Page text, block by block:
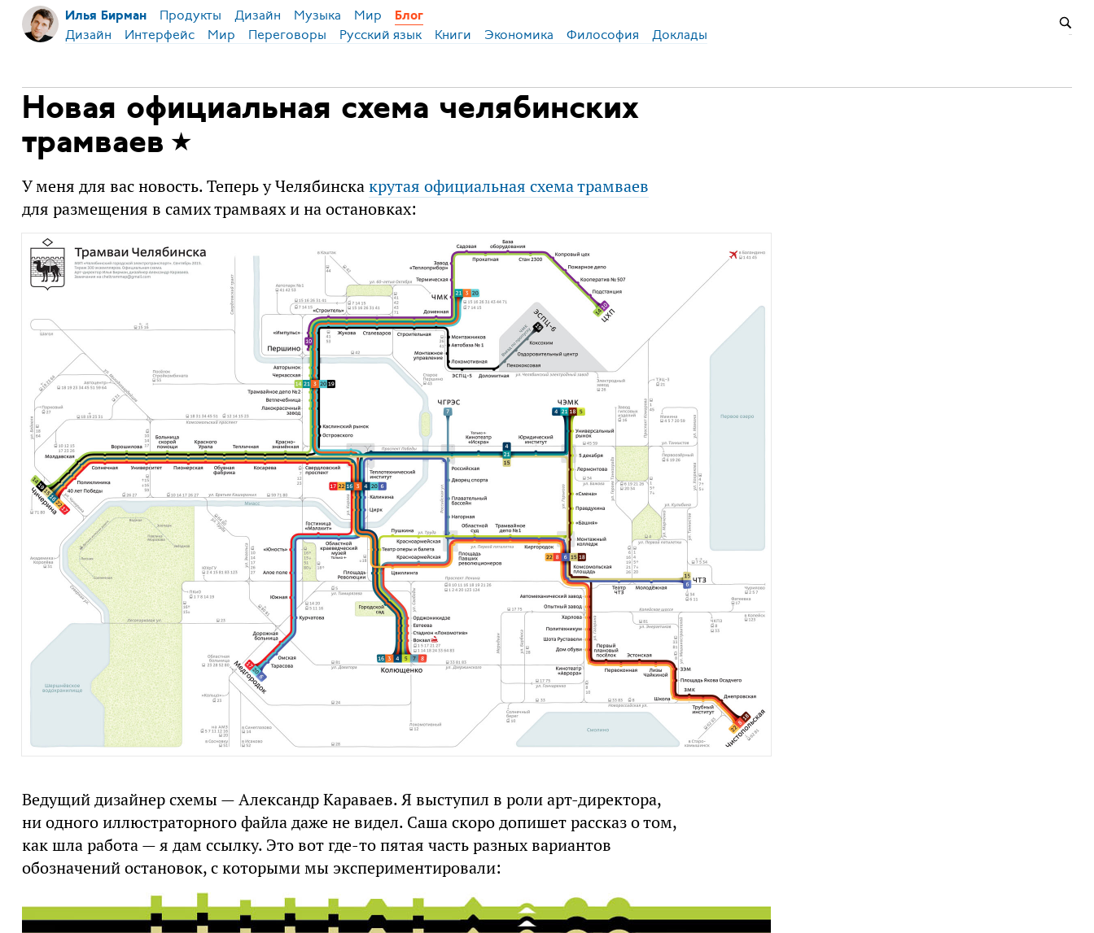
Илья Бирман Продукты Дизайн Музыка Мир Блог
Дизайн Интерфейс Мир Переговоры Русский язык Книги Экономика Философия Доклады
Новая официальная схема челябинских
трамваев
У меня для вас новость. Теперь у Челябинскакрутая официальная схема трамваев
для размещения в самих трамваях и на остановках:
Ведущий дизайнер схемы — Александр Караваев. Я выступил в роли арт-директора,
ни одного иллюстраторного файла даже не видел. Саша скоро допишет рассказ о том,
как шла работа — я дам ссылку. Это вот где-то пятая часть разных вариантов
обозначений остановок, с которыми мы экспериментировали: